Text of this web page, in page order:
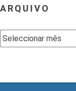
ARQUIVO
Arquivo